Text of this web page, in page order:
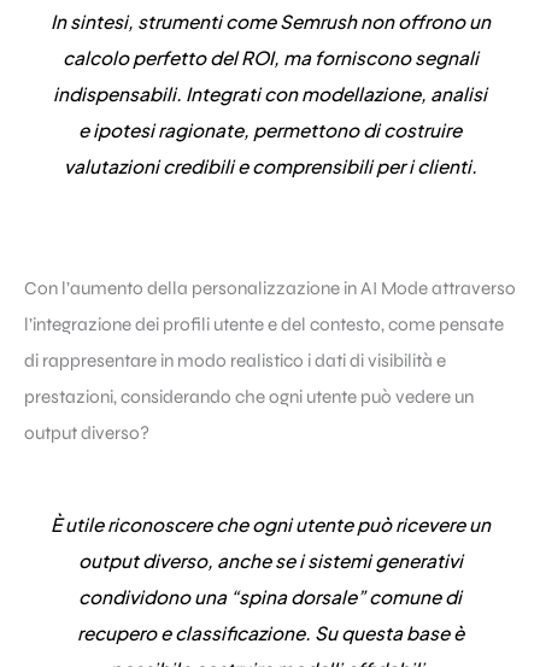
In sintesi, strumenti come Semrush non offrono un
calcolo perfetto del ROI, ma forniscono segnali
indispensabili. Integrati con modellazione, analisi
e ipotesi ragionate, permettono di costruire
valutazioni credibili e comprensibili per i clienti.
Con l’aumento della personalizzazione in AI Mode attraverso
l’integrazione dei profili utente e del contesto, come pensate
di rappresentare in modo realistico i dati di visibilità e
prestazioni, considerando che ogni utente può vedere un
output diverso?
È utile riconoscere che ogni utente può ricevere un
output diverso, anche se i sistemi generativi
condividono una “spina dorsale” comune di
recupero e classificazione. Su questa base è